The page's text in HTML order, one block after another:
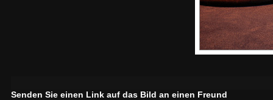
Senden Sie einen Link auf das Bild an einen Freund